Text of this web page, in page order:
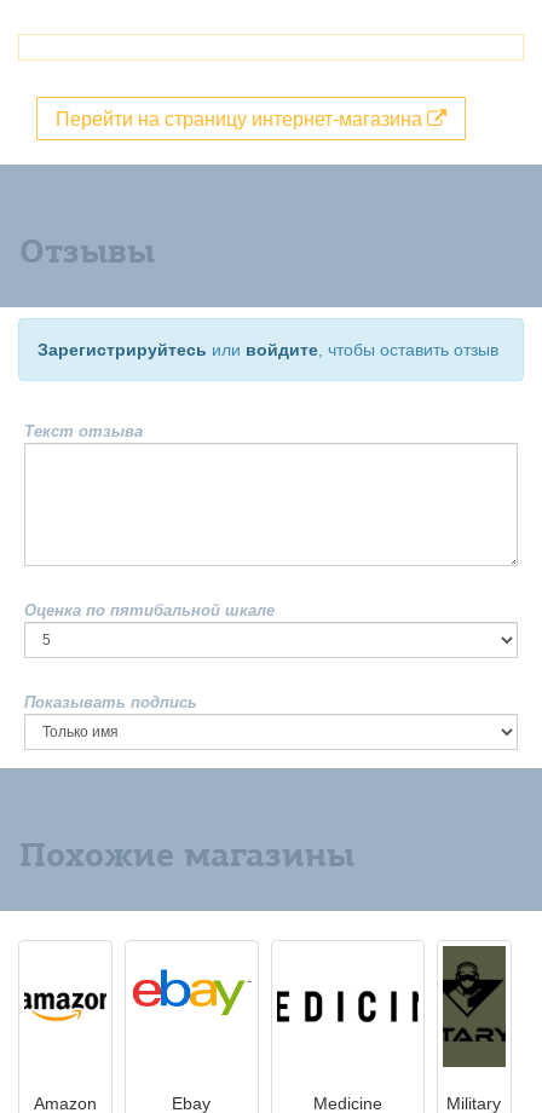
Перейти на страницу интернет-магазина
Отзывы
Зарегистрируйтесь или войдите , чтобы оставить отзыв
Текст отзыва
Оценка по пятибальной шкале
Показывать подпись
Похожие магазины
Amazon Ebay Medicine Military